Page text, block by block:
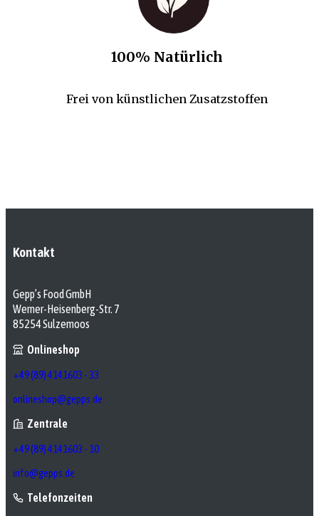
100% Natürlich
Frei von künstlichen Zusatzstoffen
Kontakt
Gepp’s Food GmbH
Werner-Heisenberg-Str. 7
85254 Sulzemoos
Onlineshop
+49 (89) 4141603 - 33
onlineshop@gepps.de
Zentrale
+49 (89) 4141603 - 10
info@gepps.de
Telefonzeiten